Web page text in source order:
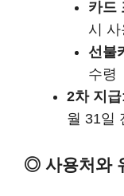
카드
시 사
선불
수령
2차 지급
월 31일
◎ 사용처와